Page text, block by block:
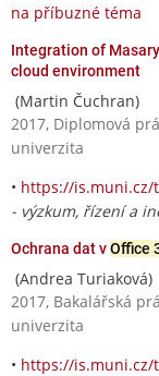
na příbuzné téma
Integration of
cloud environment
(Martin Čuchran)
2017, Diplomová
univerzita
• https://is.muni.cz/
- výzkum, řízení a
Ochrana dat vOffice
(Andrea Turiaková)
2017, Bakalářská
univerzita
• https://